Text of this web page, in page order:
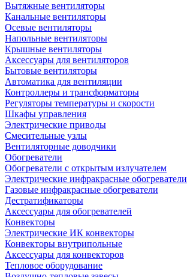
Вытяжные вентиляторы
Канальные вентиляторы
Осевые вентиляторы
Напольные вентиляторы
Крышные вентиляторы
Аксессуары для вентиляторов
Бытовые вентиляторы
Автоматика для вентиляции
Контроллеры и трансформаторы
Регуляторы температуры и скорости
Шкафы управления
Электрические приводы
Смесительные узлы
Вентиляторные доводчики
Обогреватели
Обогреватели с открытым излучателем
Электрические инфракрасные обогреватели
Газовые инфракрасные обогреватели
Дестратификаторы
Аксессуары для обогревателей
Конвекторы
Электрические ИК конвекторы
Конвекторы внутрипольные
Аксессуары для конвекторов
Тепловое оборудование